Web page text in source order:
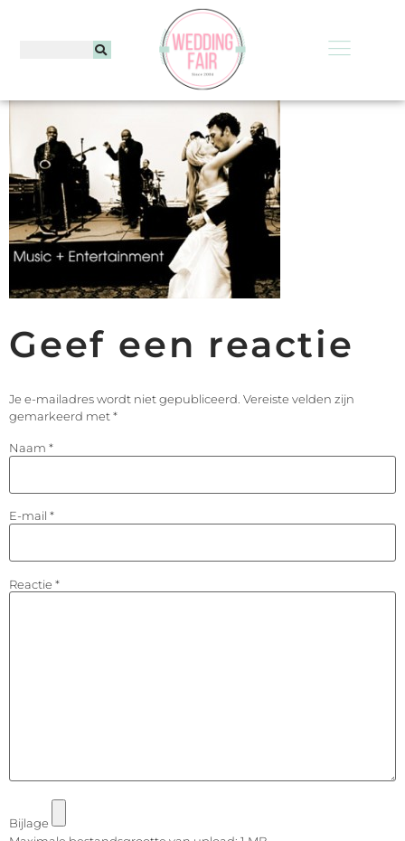
Geef een reactie
Je e-mailadres wordt niet gepubliceerd. Vereiste velden zijn
gemarkeerd met*
Naam *
E-mail *
Reactie *
Bijlage